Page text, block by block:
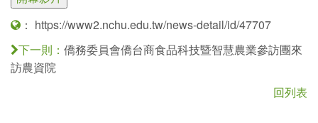
： https://www2.nchu.edu.tw/news-detail/id/47707
下一則： 僑務委員會僑台商食品科技暨智慧農業參訪團來
訪農資院
回列表